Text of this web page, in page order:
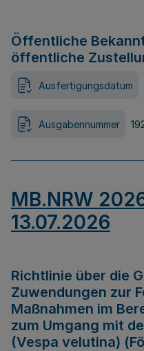
Öffentliche
öffentliche
Ausfertigungsdatum
Ausgabennummer
MB.NRW
13.07.2026
Richtlinie über die
Zuwendungen zur
Maßnahmen im
zum Umgang mit
(Vespa velutina)